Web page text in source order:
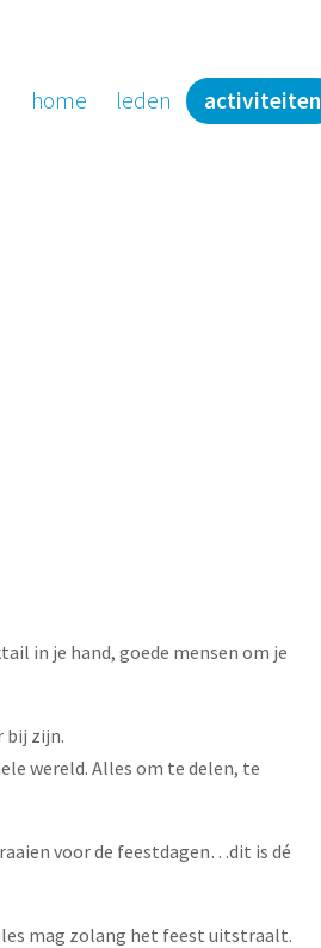
home leden activiteiten
in je hand, goede mensen om je
bij zijn.
wereld. Alles om te delen, te
voor de feestdagen…dit is dé
mag zolang het feest uitstraalt.